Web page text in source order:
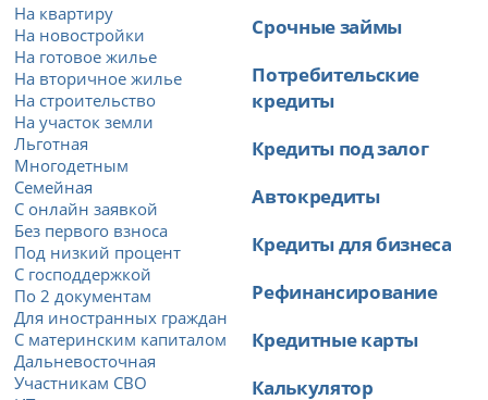
На квартиру
На новостройки
На готовое жилье
На вторичное жилье
На строительство
На участок земли
Льготная
Многодетным
Семейная
С онлайн заявкой
Без первого взноса
Под низкий процент
С господдержкой
По 2 документам
Для иностранных граждан
С материнским капиталом
Дальневосточная
Участникам СВО
Срочные займы
Потребительские
кредиты
Кредиты под залог
Автокредиты
Кредиты для бизнеса
Рефинансирование
Кредитные карты
Калькулятор